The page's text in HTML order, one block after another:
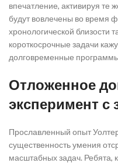
впечатление, активируя те
будут вовлечены во время
хронологической близости
короткосрочные задачи
долговременные
Отложенное
эксперимент
Прославленный опыт
существенность умения
масштабных задач. Ребята,